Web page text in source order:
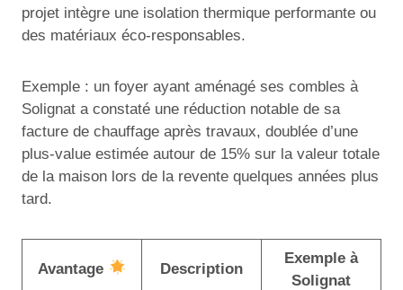
projet intègre une isolation thermique performante ou
des matériaux éco-responsables.
Exemple : un foyer ayant aménagé ses combles à
Solignat a constaté une réduction notable de sa
facture de chauffage après travaux, doublée d’une
plus-value estimée autour de 15% sur la valeur totale
de la maison lors de la revente quelques années plus
tard.
Avantage Description
Exemple à
Solignat